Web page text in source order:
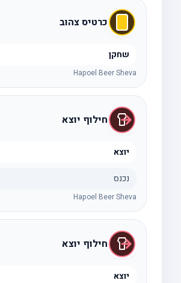
כרטיס צהוב
שחקן
Hapoel Beer Sheva
חילוף יוצא
יוצא
נכנס
Hapoel Beer Sheva
חילוף יוצא
יוצא